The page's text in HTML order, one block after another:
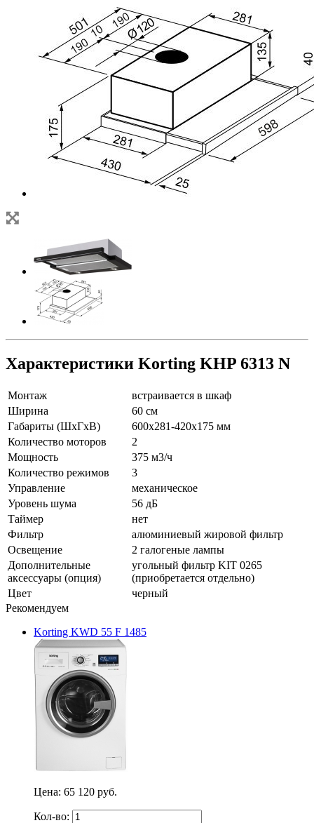
Характеристики Korting KHP 6313 N
Монтаж
встраивается в шкаф
Ширина
60 см
Габариты (ШхГхВ)
600x281-420х175 мм
Количество моторов
2
Мощность
375 м3/ч
Количество режимов
3
Управление
механическое
Уровень шума
56 дБ
Таймер
нет
Фильтр
алюминиевый жировой фильтр
Освещение
2 галогеные лампы
Дополнительные
аксессуары (опция)
угольный фильтр KIT 0265
(приобретается отдельно)
Цвет
черный
Рекомендуем
Korting KWD 55 F 1485
Цена: 65 120 руб.
Кол-во: